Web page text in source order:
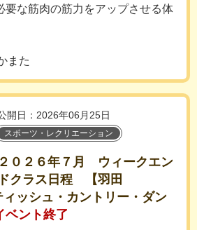
要な筋肉の筋力をアップさせる体
また
開日：2026年06月25日
スポーツ・レクリエーション
２０２６年７月 ウィークエン
ドクラス日程 【羽田
ッシュ・カントリー・ダン
ベント終了